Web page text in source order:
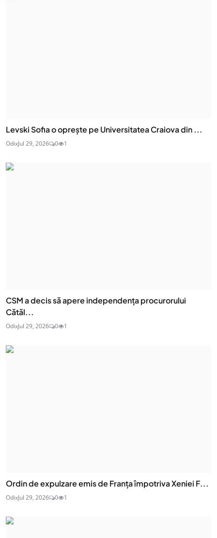
Levski Sofia o oprește pe Universitatea Craiova din ...
OdixJul 29, 2026 0 1
CSM a decis să apere independența procurorului
Cătăl...
OdixJul 29, 2026 0 1
Ordin de expulzare emis de Franța împotriva Xeniei F...
OdixJul 29, 2026 0 1